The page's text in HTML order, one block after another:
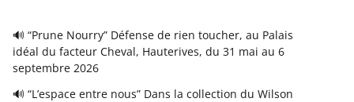
🔊 “Prune Nourry” Défense de rien toucher, au Palais
idéal du facteur Cheval, Hauterives, du 31 mai au 6
septembre 2026
🔊 “L’espace entre nous” Dans la collection du Wilson